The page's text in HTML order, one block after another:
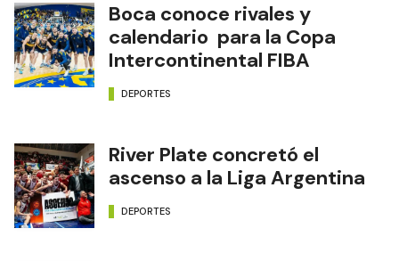
Boca conoce rivales y
calendario para la Copa
Intercontinental FIBA
DEPORTES
River Plate concretó el
ascenso a la Liga Argentina
DEPORTES